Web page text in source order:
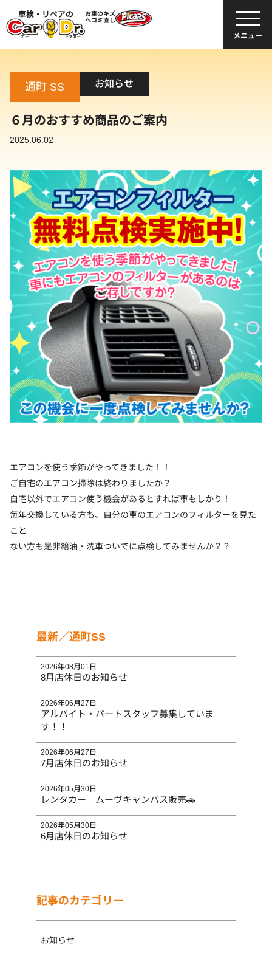
車検・リペアの
お車のキズ
ヘコミ直し
メニュー
通町 SS お知らせ
６月のおすすめ商品のご案内
2025.06.02
エアコンを使う季節がやってきました！！
ご自宅のエアコン掃除は終わりましたか？
自宅以外でエアコン使う機会があるとすれば車もしかり！
毎年交換している方も、自分の車のエアコンのフィルターを見た
こと
ない方も是非給油・洗車ついでに点検してみませんか？？
最新／通町SS
8月店休日のお知らせ
2026年08月01日
アルバイト・パートスタッフ募集していま
す！！
2026年06月27日
7月店休日のお知らせ
2026年06月27日
レンタカー ムーヴキャンバス販売🚗
2026年05月30日
6月店休日のお知らせ
2026年05月30日
記事のカテゴリー
お知らせ